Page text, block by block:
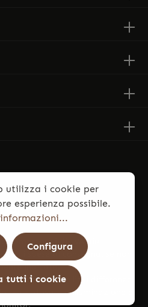
comprensivi di IVA più
spese di consegna, se non
indicato.
presentare lievi differenze
reale, dovute a illuminazione e
utilizza i cookie per
esperienza possibile.
Configura
tutti i cookie